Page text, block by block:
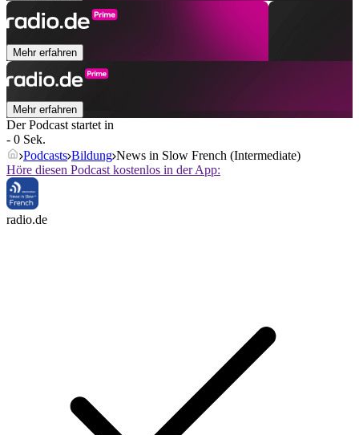
Mehr erfahren
Mehr erfahren
Der Podcast startet in
- 0 Sek.
Podcasts Bildung News in Slow French (Intermediate)
Höre diesen Podcast kostenlos in der App:
radio.de